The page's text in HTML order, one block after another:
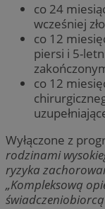
co 24
wcześniej
co 12
piersi i 5-
co 12
Wyłączone z
rodzinami
ryzyka
„Kompleksową